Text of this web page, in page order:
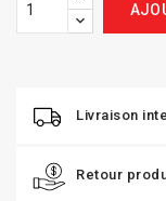
Livraison
Retour